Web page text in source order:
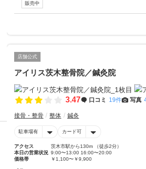
販売中
店舗公式
アイリス茨木整骨院／鍼灸院
3.47 口コミ 19件 写真
接骨・整骨 整体 鍼灸
駐車場有 カード可
アクセス
茨木市駅から130m （徒歩2分）
本日の営業状況 9:00〜13:00 16:00〜20:00
価格帯
￥1,100〜￥9,900